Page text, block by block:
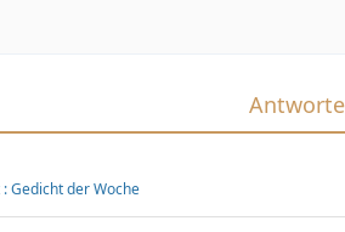
: Gedicht der Woche